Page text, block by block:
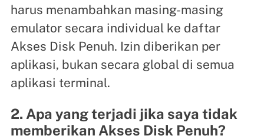
harus menambahkan masing-masing
emulator secara individual ke daftar
Akses Disk Penuh. Izin diberikan per
aplikasi, bukan secara global di semua
aplikasi terminal.
2. Apa yang terjadi jika saya tidak
memberikan Akses Disk Penuh?